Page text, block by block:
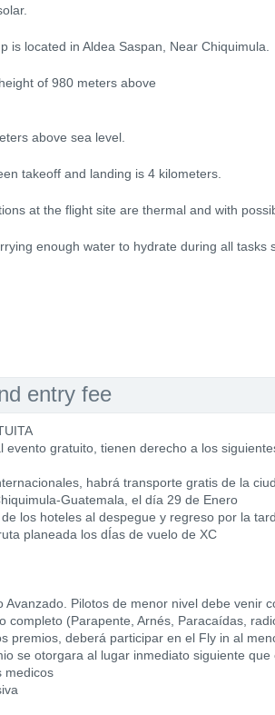
is located in Aldea Saspan, Near Chiquimula.
of 980 meters above
above sea level.
takeoff and landing is 4 kilometers.
at the flight site are thermal and with
enough water to hydrate during all tasks
entry fee
evento gratuito, tienen derecho a los
habrá transporte gratis de la
Guatemala, el día 29 de Enero
los hoteles al despegue y regreso por la
planeada los dÍas de vuelo de XC
Avanzado. Pilotos de menor nivel debe venir
completo (Parapente, Arnés, Paracaídas,
premios, deberá participar en el Fly in al
se otorgara al lugar inmediato siguiente
medicos